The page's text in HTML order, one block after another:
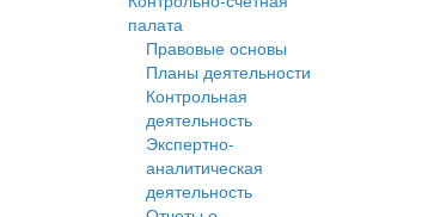
палата
Правовые основы
Планы деятельности
Контрольная
деятельность
Экспертно-
аналитическая
деятельность